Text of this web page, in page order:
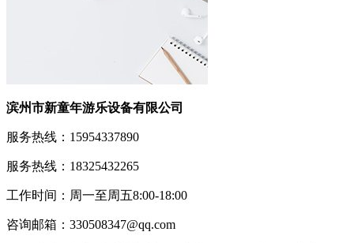
滨州市新童年游乐设备有限公司
服务热线：15954337890
服务热线：18325432265
工作时间：周一至周五8:00-18:00
咨询邮箱：330508347@qq.com